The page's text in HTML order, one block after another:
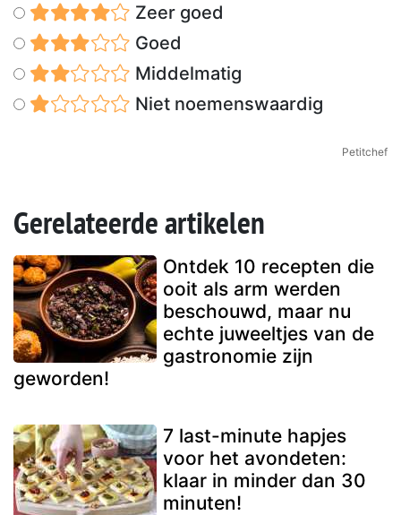
Zeer goed
Goed
Middelmatig
Niet noemenswaardig
Petitchef
Gerelateerde artikelen
Ontdek 10 recepten die
ooit als arm werden
beschouwd, maar nu
echte juweeltjes van de
gastronomie zijn
geworden!
7 last-minute hapjes
voor het avondeten:
klaar in minder dan 30
minuten!